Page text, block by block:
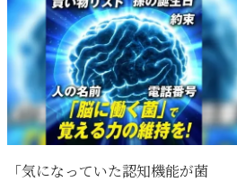
「気になっていた認知機能が菌